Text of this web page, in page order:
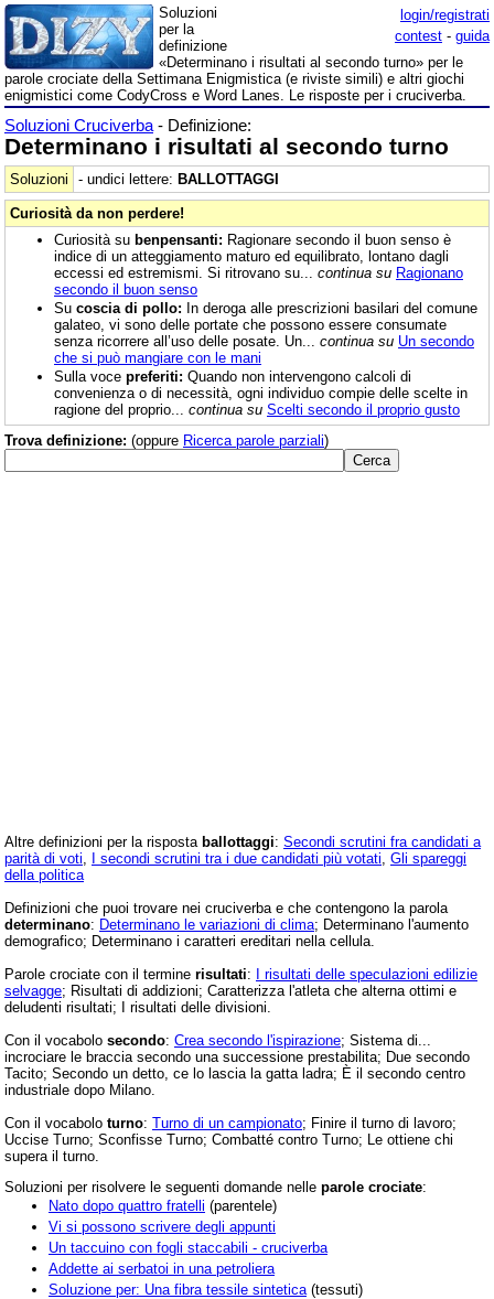
login/registrati
contest - guida
Soluzioni
per la
definizione
«Determinano i risultati al secondo turno» per le
parole crociate della Settimana Enigmistica (e riviste simili) e altri giochi
enigmistici come CodyCross e Word Lanes. Le risposte per i cruciverba.
Soluzioni Cruciverba - Definizione:
Determinano i risultati al secondo turno
Soluzioni - undici lettere: BALLOTTAGGI
Curiosità da non perdere!
Curiosità su benpensanti: Ragionare secondo il buon senso è
indice di un atteggiamento maturo ed equilibrato, lontano dagli
eccessi ed estremismi. Si ritrovano su... continua su Ragionano
secondo il buon senso
Su coscia di pollo: In deroga alle prescrizioni basilari del comune
galateo, vi sono delle portate che possono essere consumate
senza ricorrere all’uso delle posate. Un... continua su Un secondo
che si può mangiare con le mani
Sulla voce preferiti: Quando non intervengono calcoli di
convenienza o di necessità, ogni individuo compie delle scelte in
ragione del proprio... continua su Scelti secondo il proprio gusto
Trova definizione: (oppure Ricerca parole parziali)
Altre definizioni per la risposta ballottaggi: Secondi scrutini fra candidati a
parità di voti
I secondi scrutini tra i due candidati più votati Gli spareggi
della politica
Definizioni che puoi trovare nei cruciverba e che contengono la parola
determinano: Determinano le variazioni di clima; Determinano l'aumento
demografico; Determinano i caratteri ereditari nella cellula.
Parole crociate con il termine risultati: I risultati delle speculazioni edilizie
selvagge; Risultati di addizioni; Caratterizza l'atleta che alterna ottimi e
deludenti risultati; I risultati delle divisioni.
Con il vocabolo secondo: Crea secondo l'ispirazione; Sistema di...
incrociare le braccia secondo una successione prestabilita; Due secondo
Tacito; Secondo un detto, ce lo lascia la gatta ladra; È il secondo centro
industriale dopo Milano.
Con il vocabolo turno: Turno di un campionato; Finire il turno di lavoro;
Uccise Turno; Sconfisse Turno; Combatté contro Turno; Le ottiene chi
supera il turno.
Soluzioni per risolvere le seguenti domande nelle parole crociate:
Nato dopo quattro fratelli (parentele)
Vi si possono scrivere degli appunti
Un taccuino con fogli staccabili - cruciverba
Addette ai serbatoi in una petroliera
Soluzione per: Una fibra tessile sintetica (tessuti)